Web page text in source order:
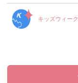
キッズウィー